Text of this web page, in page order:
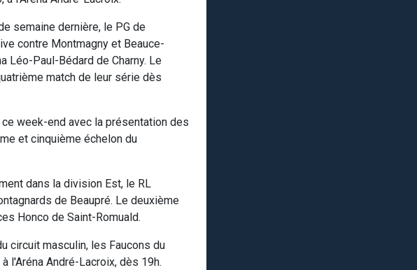
semaine dernière, le PG de
contre Montmagny et Beauce-
Léo-Paul-Bédard de Charny. Le
match de leur série dès
week-end avec la présentation des
et cinquième échelon du
dans la division Est, le RL
de Beaupré. Le deuxième
Honco de Saint-Romuald.
circuit masculin, les Faucons du
l'Aréna André-Lacroix, dès 19h.